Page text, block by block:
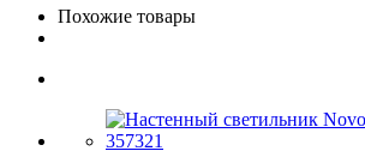
Похожие товары